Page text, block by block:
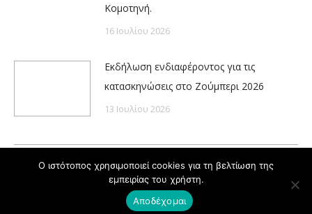
Κομοτηνή.
16 Ιουλίου 2026
Εκδήλωση ενδιαφέροντος για τις
κατασκηνώσεις στο Ζούμπερι 2026
13 Ιουλίου 2026
Copyright © ΔΟΕ 2020
Powered by
Ο ιστότοπος χρησιμοποιεί cookies για τη βελτίωση της
εμπειρίας του χρήστη.
Αποδέχομαι